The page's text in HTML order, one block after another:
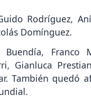
Rodríguez,
Domínguez.
Franco
Gianluca
También quedó